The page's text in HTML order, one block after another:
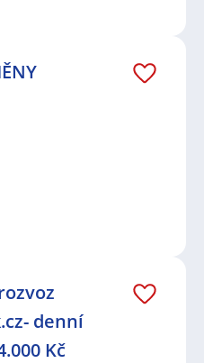
denní
Kč